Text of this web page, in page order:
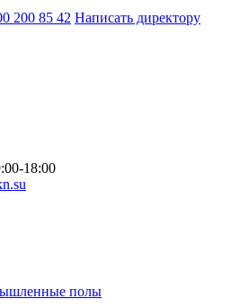
200 85 42 Написать директору
18:00
полы